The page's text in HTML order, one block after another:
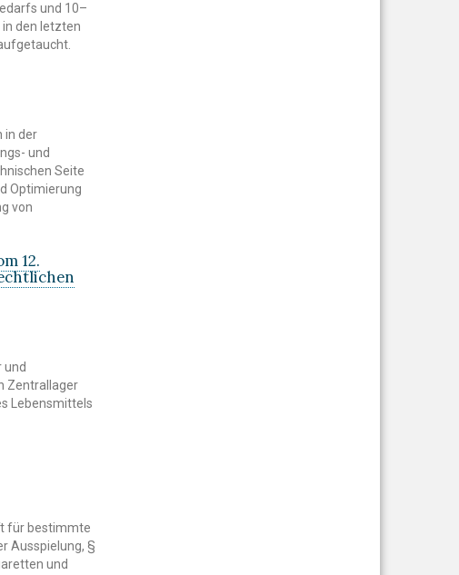
und 10–
den letzten
in der
und
Seite
Optimierung
von
12.
und
Zentrallager
Lebensmittels
für bestimmte
Ausspielung, §
und